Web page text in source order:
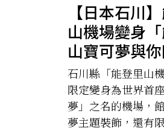
【日本石川
山機場變身
山寶可夢與
場」｜期間
的世界首座
題機場
石川縣「能登里山
限定變身為世界首
夢」之名的機場，
夢主題裝飾，還有